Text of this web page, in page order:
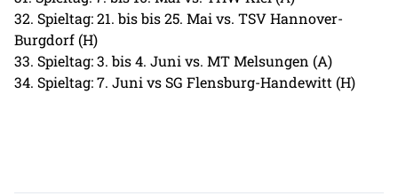
32. Spieltag: 21. bis bis 25. Mai vs. TSV Hannover-
Burgdorf (H)
33. Spieltag: 3. bis 4. Juni vs. MT Melsungen (A)
34. Spieltag: 7. Juni vs SG Flensburg-Handewitt (H)